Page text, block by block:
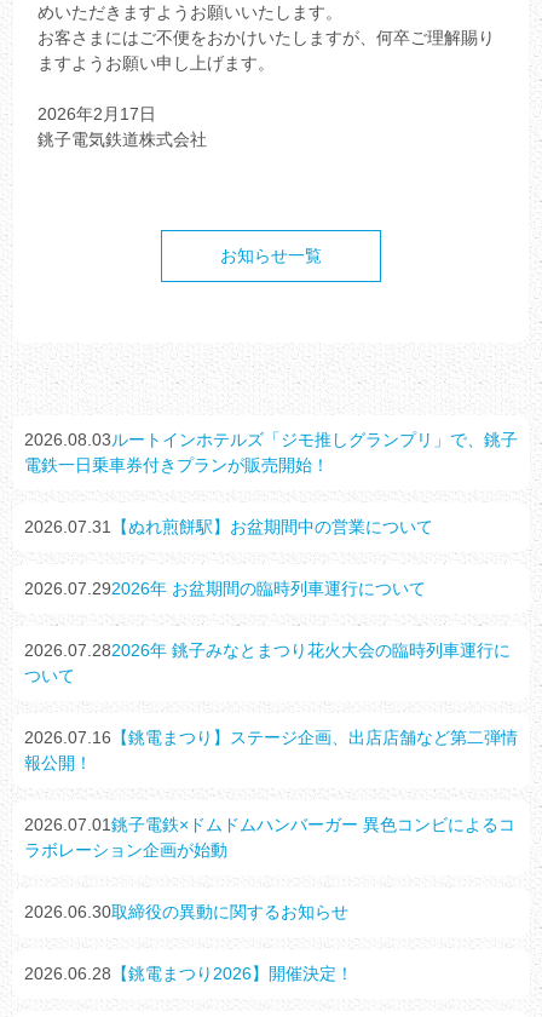
めいただきますようお願いいたします。
お客さまにはご不便をおかけいたしますが、何卒ご理解賜り
ますようお願い申し上げます。
2026年2月17日
銚子電気鉄道株式会社
お知らせ一覧
2026.08.03ルートインホテルズ「ジモ推しグランプリ」で、銚子
電鉄一日乗車券付きプランが販売開始！
2026.07.31 【ぬれ煎餅駅】お盆期間中の営業について
2026.07.292026年 お盆期間の臨時列車運行について
2026.07.282026年 銚子みなとまつり花火大会の臨時列車運行に
ついて
2026.07.16 【銚電まつり】ステージ企画、出店店舗など第二弾情
報公開！
2026.07.01銚子電鉄×ドムドムハンバーガー 異色コンビによるコ
ラボレーション企画が始動
2026.06.30取締役の異動に関するお知らせ
2026.06.28 【銚電まつり2026】開催決定！